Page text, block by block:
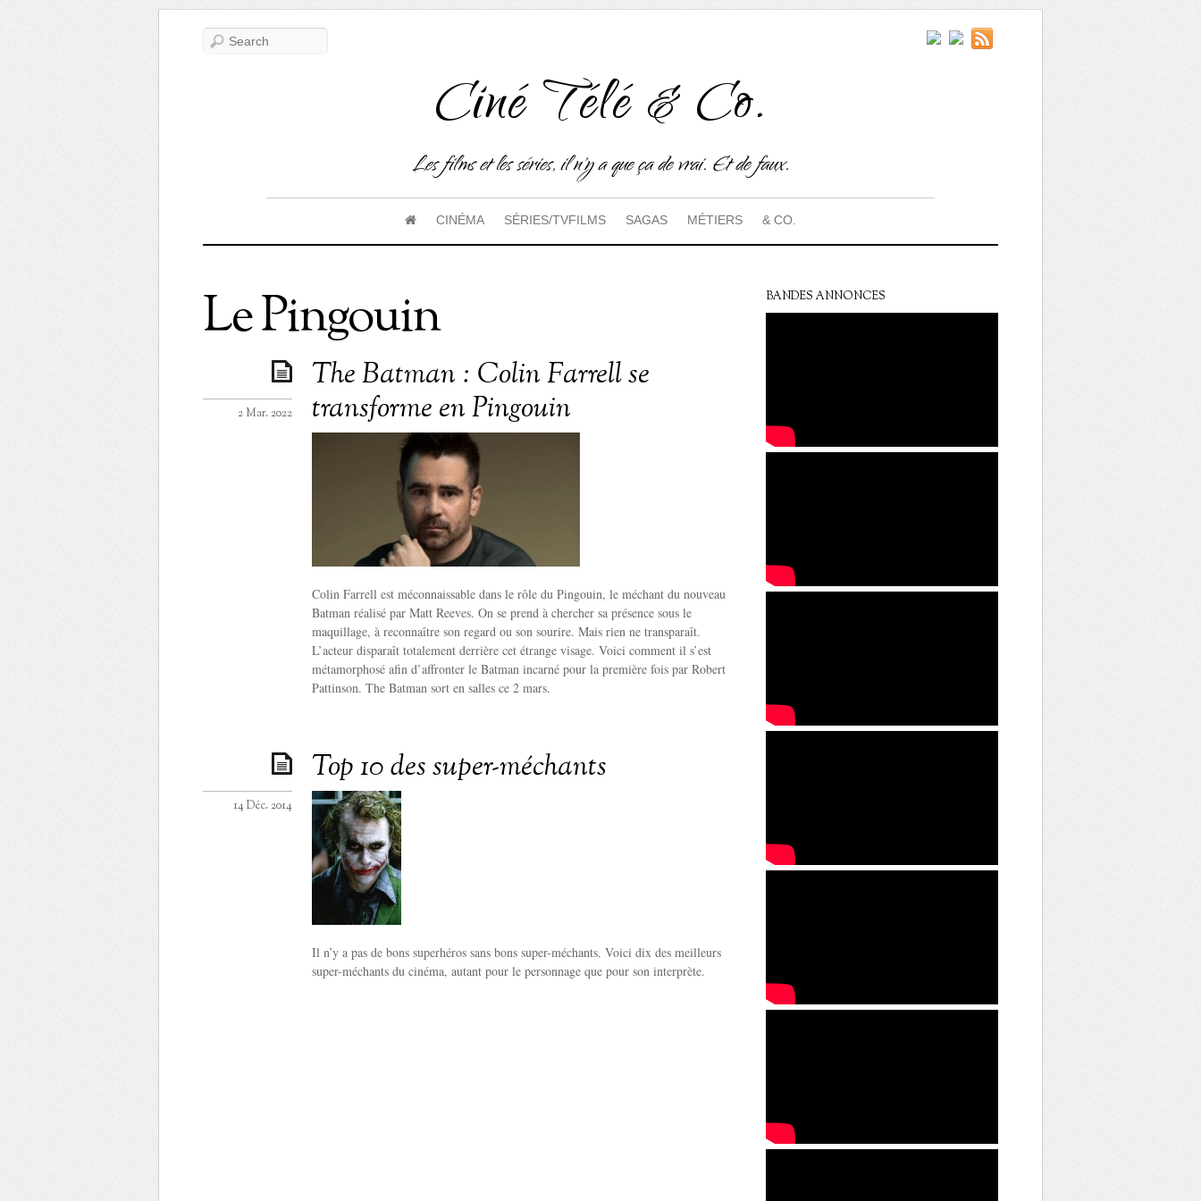
Ciné Télé & Co.
Les films et les séries, il n'y a que ça de vrai. Et de faux.
CINÉMA SÉRIES/TVFILMS SAGAS MÉTIERS & CO.
Le Pingouin
The Batman : Colin Farrell se
transforme en Pingouin
2 Mar. 2022
Colin Farrell est méconnaissable dans le rôle du Pingouin, le méchant du nouveau
Batman réalisé par Matt Reeves. On se prend à chercher sa présence sous le
maquillage, à reconnaître son regard ou son sourire. Mais rien ne transparaît.
L’acteur disparaît totalement derrière cet étrange visage. Voici comment il s’est
métamorphosé afin d’affronter le Batman incarné pour la première fois par Robert
Pattinson. The Batman sort en salles ce 2 mars.
Top 10 des super-méchants
14 Déc. 2014
Il n’y a pas de bons superhéros sans bons super-méchants. Voici dix des meilleurs
super-méchants du cinéma, autant pour le personnage que pour son interprète.
BANDES ANNONCES